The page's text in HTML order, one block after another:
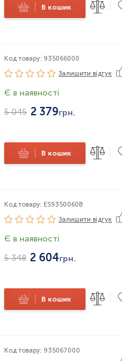
В кошик
Код товару: 935066000
Залишити вiдгук
Є в наявності
5 045 2 379грн.
В кошик
Код товару: ES9350060B
Залишити вiдгук
Є в наявності
5 348 2 604грн.
В кошик
Код товару: 935067000